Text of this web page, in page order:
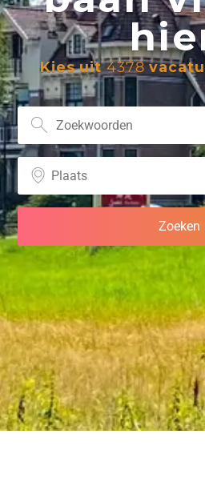
Kies uit4378